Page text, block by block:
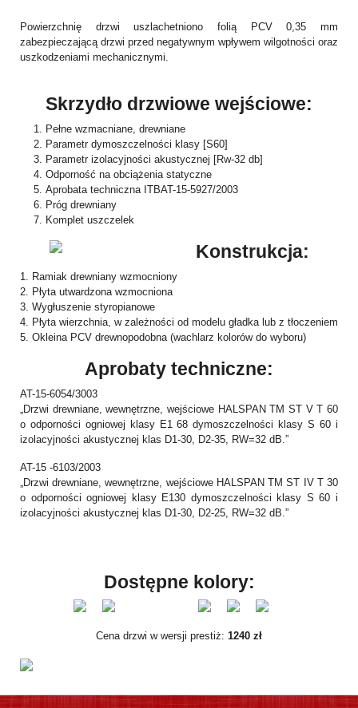
Powierzchnię drzwi uszlachetniono folią PCV 0,35 mm
zabezpieczającą drzwi przed negatywnym wpływem wilgotności oraz
uszkodzeniami mechanicznymi.
Skrzydło drzwiowe wejściowe:
Pełne wzmacniane, drewniane
Parametr dymoszczelności klasy [S60]
Parametr izolacyjności akustycznej [Rw-32 db]
Odporność na obciążenia statyczne
Aprobata techniczna ITBAT-15-5927/2003
Próg drewniany
Komplet uszczelek
Konstrukcja:
1. Ramiak drewniany wzmocniony
2. Płyta utwardzona wzmocniona
3. Wygłuszenie styropianowe
4. Płyta wierzchnia, w zależności od modelu gładka lub z tłoczeniem
5. Okleina PCV drewnopodobna (wachlarz kolorów do wyboru)
Aprobaty techniczne:
AT-15-6054/3003
„Drzwi drewniane, wewnętrzne, wejściowe HALSPAN TM ST V T 60
o odporności ogniowej klasy E1 68 dymoszczelności klasy S 60 i
izolacyjności akustycznej klas D1-30, D2-35, RW=32 dB.”
AT-15 -6103/2003
„Drzwi drewniane, wewnętrzne, wejściowe HALSPAN TM ST IV T 30
o odporności ogniowej klasy E130 dymoszczelności klasy S 60 i
izolacyjności akustycznej klas D1-30, D2-25, RW=32 dB.”
Dostępne kolory:
Cena drzwi w wersji prestiż: 1240 zł